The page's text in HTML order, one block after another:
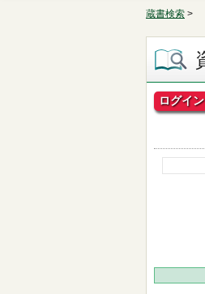
蔵書検索 >
ログイン